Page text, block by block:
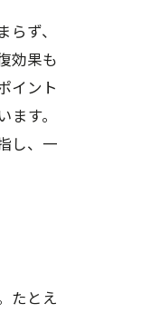
ず、
効果も
イント
す。
し、一
たとえ